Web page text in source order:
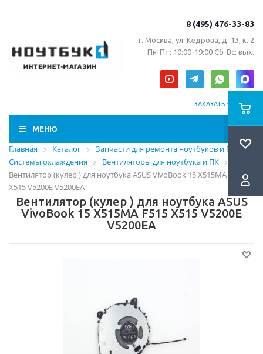
8 (495) 476-33-83
г. Москва, ул. Кедрова, д. 13, к. 2
Пн-Пт: 10:00-19:00 Сб-Вс: вых.
ЗАКАЗАТЬ ЗВОНОК
МЕНЮ
Главная Каталог
Запчасти для ремонта ноутбуков и ПК
Системы охлаждения
Вентиляторы для ноутбука и ПК
Вентилятор (кулер ) для ноутбука ASUS VivoBook 15 X515MA F515
X515 V5200E V5200EA
Вентилятор (кулер ) для ноутбука ASUS
VivoBook 15 X515MA F515 X515 V5200E
V5200EA